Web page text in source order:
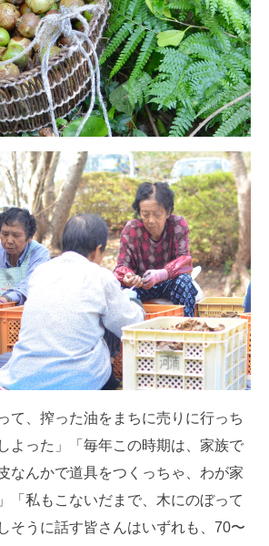
て、搾った油をまちに売りに行っち
よった」「毎年この時期は、家族で
なんかで道具をつくっちゃ、わが家
「私もこないだまで、木にのぼって
そうに話す皆さんはいずれも、70〜